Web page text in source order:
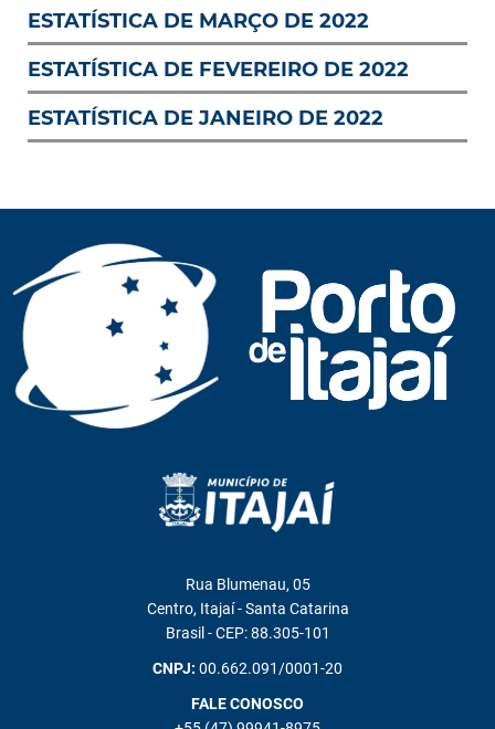
ESTATÍSTICA DE MARÇO DE 2022
ESTATÍSTICA DE FEVEREIRO DE 2022
ESTATÍSTICA DE JANEIRO DE 2022
Rua Blumenau, 05
Centro, Itajaí - Santa Catarina
Brasil - CEP: 88.305-101
CNPJ: 00.662.091/0001-20
FALE CONOSCO